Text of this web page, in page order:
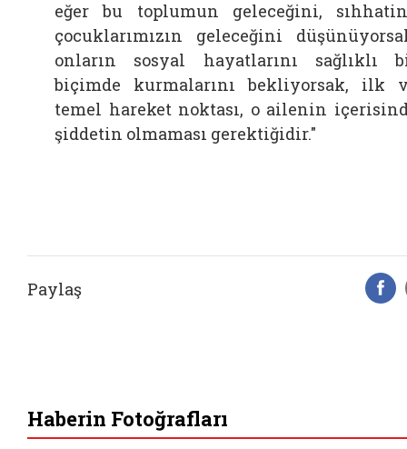
eğer bu toplumun geleceğini,
çocuklarımızın geleceğini
onların sosyal hayatlarını sağlıklı
biçimde kurmalarını bekliyorsak, ilk
temel hareket noktası, o ailenin
şiddetin olmaması gerektiğidir."
Paylaş
Haberin Fotoğrafları